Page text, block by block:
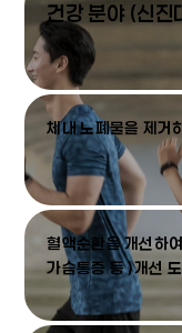
건강 분야 (신진
체내 노폐물을 제거
혈액순환을 개선하
가슴통증 등 )개선